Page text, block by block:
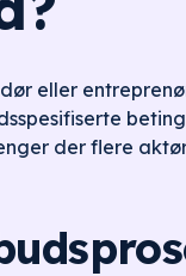
eller
der flere